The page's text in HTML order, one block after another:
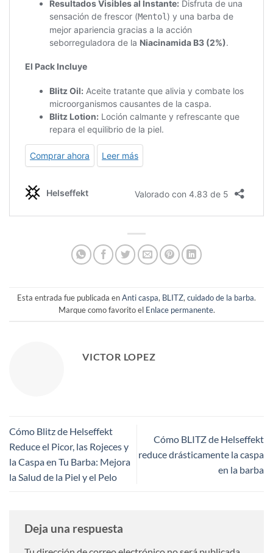
Esta entrada fue publicada enAnti caspa, BLITZ,cuidado de la barba.
Marque como favorito el Enlace permanente.
VICTOR LOPEZ
Cómo Blitz de Helseffekt
Reduce el Picor, las Rojeces y
la Caspa en Tu Barba: Mejora
la Salud de la Piel y el Pelo
Cómo BLITZ de Helseffekt
reduce drásticamente la caspa
en la barba
Deja una respuesta